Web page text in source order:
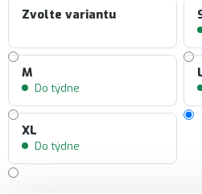
Zvolte variantu
M
Do týdne
XL
Do týdne